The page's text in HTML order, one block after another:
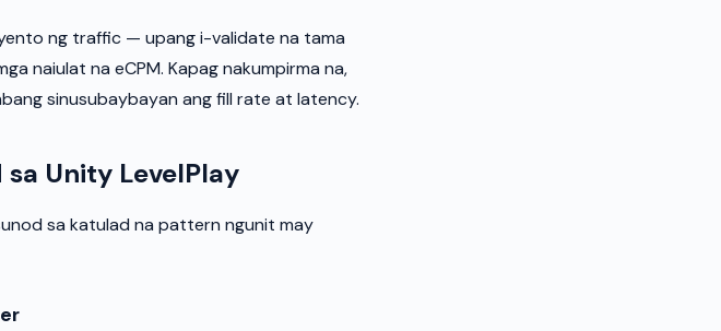
ng traffic — upang i-validate na tama
naiulat na eCPM. Kapag nakumpirma na,
sinusubaybayan ang fill rate at latency.
Unity LevelPlay
sa katulad na pattern ngunit may